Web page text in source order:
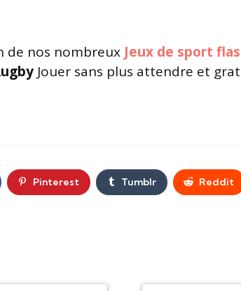
de nos nombreux Jeux de sport
Jouer sans plus attendre et
Pinterest Tumblr Reddit